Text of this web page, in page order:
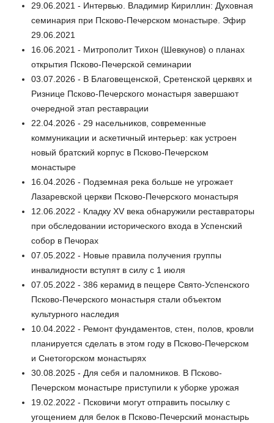
29.06.2021 - Интервью. Владимир Кириллин: Духовная
семинария при Псково-Печерском монастыре. Эфир
29.06.2021
16.06.2021 - Митрополит Тихон (Шевкунов) о планах
открытия Псково-Печерской семинарии
03.07.2026 - В Благовещенской, Сретенской церквях и
Ризнице Псково-Печерского монастыря завершают
очередной этап реставрации
22.04.2026 - 29 насельников, современные
коммуникации и аскетичный интерьер: как устроен
новый братский корпус в Псково-Печерском
монастыре
16.04.2026 - Подземная река больше не угрожает
Лазаревской церкви Псково-Печерского монастыря
12.06.2022 - Кладку XV века обнаружили реставраторы
при обследовании исторического входа в Успенский
собор в Печорах
07.05.2022 - Новые правила получения группы
инвалидности вступят в силу с 1 июля
07.05.2022 - 386 керамид в пещере Свято-Успенского
Псково-Печерского монастыря стали объектом
культурного наследия
10.04.2022 - Ремонт фундаментов, стен, полов, кровли
планируется сделать в этом году в Псково-Печерском
и Снетогорском монастырях
30.08.2025 - Для себя и паломников. В Псково-
Печерском монастыре приступили к уборке урожая
19.02.2022 - Псковичи могут отправить посылку с
угощением для белок в Псково-Печерский монастырь